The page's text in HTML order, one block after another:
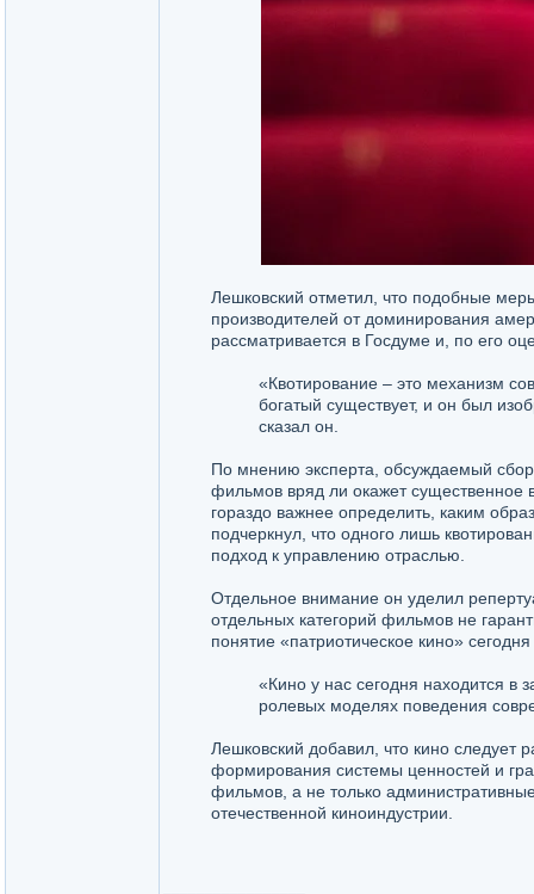
Лешковский отметил, что подобные
производителей от доминирования
рассматривается в Госдуме и, по его
«Квотирование – это механизм
богатый существует, и он был
сказал он.
По мнению эксперта, обсуждаемый
фильмов вряд ли окажет существенное
гораздо важнее определить, каким
подчеркнул, что одного лишь
подход к управлению отраслью.
Отдельное внимание он уделил
отдельных категорий фильмов не
понятие «патриотическое кино»
«Кино у нас сегодня находится в
ролевых моделях поведения
Лешковский добавил, что кино следует
формирования системы ценностей и
фильмов, а не только
отечественной киноиндустрии.